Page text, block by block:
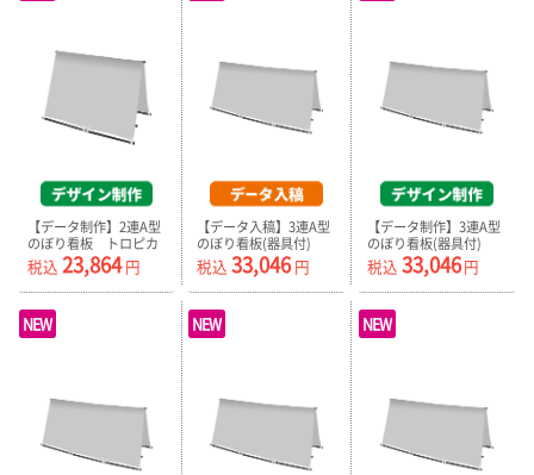
【データ制作】2連A型
のぼり看板 トロピカ
ル（器具付）
税込 23,864 円
【データ入稿】3連A型
のぼり看板(器具付)
税込 33,046円
【データ制作】3連A型
のぼり看板(器具付)
税込 33,046円
NEW NEW NEW